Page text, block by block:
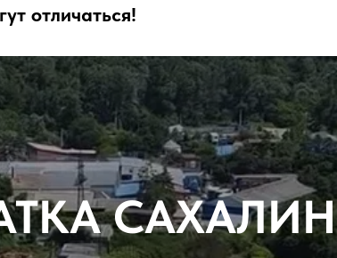
отличаться!
САХАЛИН